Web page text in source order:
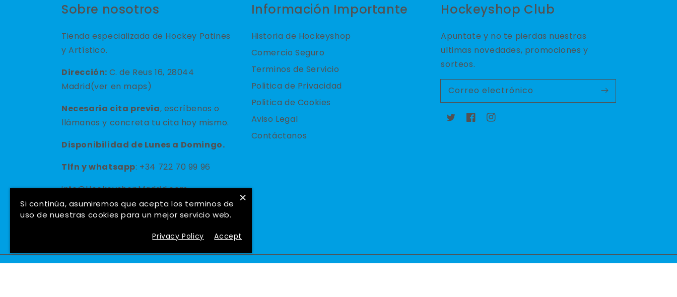
Sobre nosotros
Tienda especializada de Hockey Patines
y Artístico.
Dirección: C. de Reus 16, 28044
Madrid(ver en maps)
Necesaria cita previa, escríbenos o
llámanos y concreta tu cita hoy mismo.
Disponibilidad de Lunes a Domingo.
Tlfn ywhatsapp: +34 722 70 99 96
info@HockeyshopMadrid.com
Información Importante
Historia de Hockeyshop
Comercio Seguro
Terminos de Servicio
Politica de Privacidad
Politica de Cookies
Aviso Legal
Contáctanos
Hockeyshop Club
Apuntate y no te pierdas nuestras
ultimas novedades, promociones y
sorteos.
Correo electrónico
TwitterFacebookInstagram
×
Si continúa, asumiremos que acepta los terminos de
uso de nuestras cookies para un mejor servicio web.
Privacy Policy Accept